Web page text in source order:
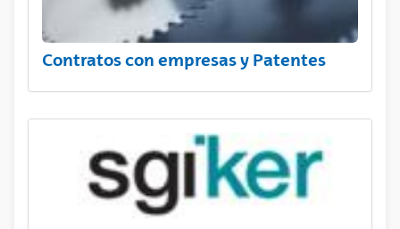
Contratos con empresas y Patentes